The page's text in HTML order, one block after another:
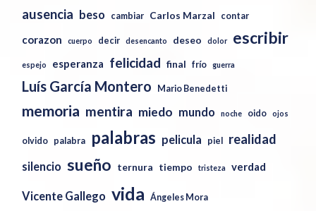
ausencia beso cambiar Carlos Marzal contar
corazon cuerpo decir desencanto deseo dolor escribir
espejo esperanza felicidad final frío guerra
Luís García Montero Mario Benedetti
memoria mentira miedo mundo noche oido ojos
olvido palabra palabras pelicula piel realidad
silencio sueño ternura tiempo tristeza verdad
Vicente Gallego vida Ángeles Mora